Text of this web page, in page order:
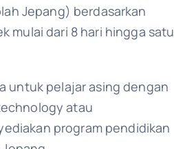
Jepang) berdasarkan
mulai dari 8 hari hingga satu
untuk pelajar asing dengan
atau
program pendidikan